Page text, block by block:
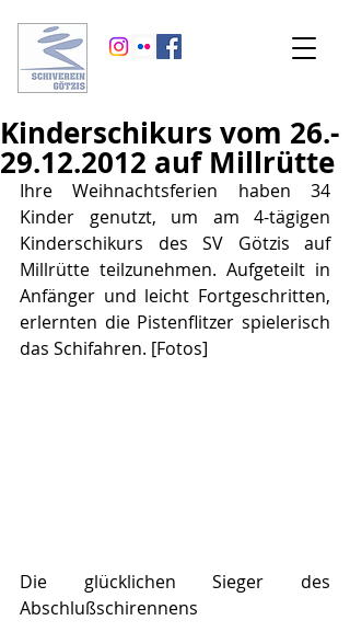
Kinderschikurs vom 26.-
29.12.2012 auf Millrütte
Ihre Weihnachtsferien haben 34
Kinder genutzt, um am 4-tägigen
Kinderschikurs des SV Götzis auf
Millrütte teilzunehmen. Aufgeteilt in
Anfänger und leicht Fortgeschritten,
erlernten die Pistenflitzer spielerisch
das Schifahren. [Fotos]
Die glücklichen Sieger des
Abschlußschirennens